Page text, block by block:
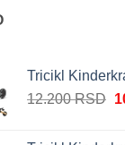
Tricikl
12.200RSD